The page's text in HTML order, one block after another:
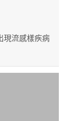
現流感樣疾病